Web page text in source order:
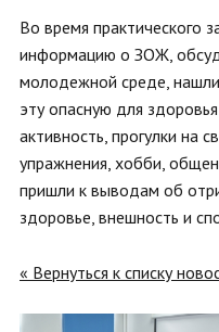
Во время практического
информацию о ЗОЖ,
молодежной среде,
эту опасную для
активность, прогулки на
упражнения, хобби,
пришли к выводам об
здоровье, внешность и
« Вернуться к списку